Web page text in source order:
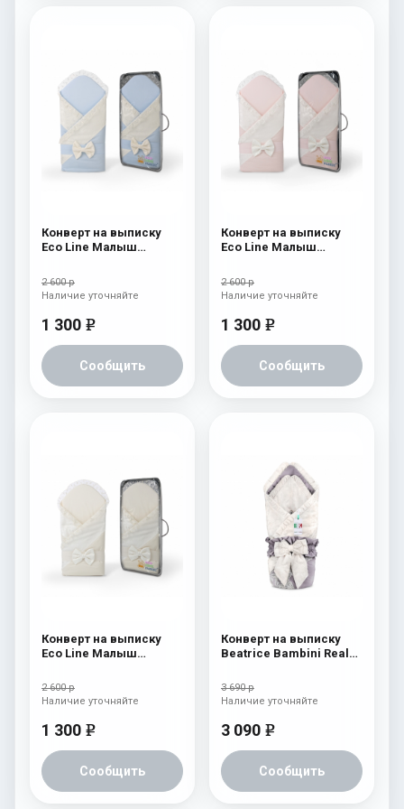
Конверт на выписку
Eco Line Малыш
2 600 р
1 300 e
Сообщить
Наличие уточняйте
Конверт на выписку
Eco Line Малыш
2 600 р
1 300 e
Сообщить
Наличие уточняйте
Конверт на выписку
Eco Line Малыш
2 600 р
1 300 e
Сообщить
Наличие уточняйте
Конверт на выписку
Beatrice Bambini Reale
3 690 р
3 090 e
Сообщить
Наличие уточняйте